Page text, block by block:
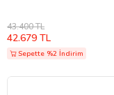
43.400 TL
42.679 TL
Sepette %2 İndirim